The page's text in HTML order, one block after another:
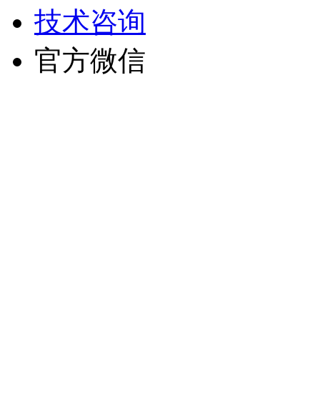
技术咨询
官方微信